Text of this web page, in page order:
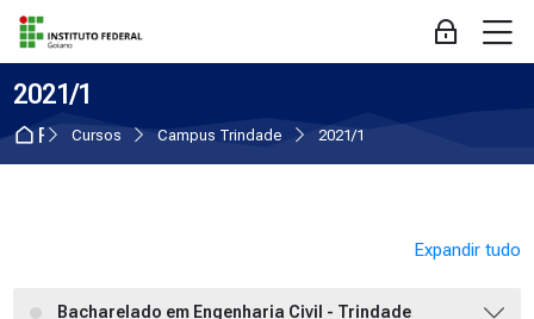
Skip to navigation
Skip to login form
Ir para o conteúdo principal
Skip to accessibility options
Skip to footer
Skip accessibility options
Acessar
2021/1
Página inicial
Cursos Campus Trindade 2021/1
Expandir tudo
Bacharelado em Engenharia Civil - Trindade